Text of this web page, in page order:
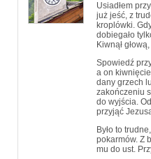
Usiadłem
już jeść, z
kroplówki.
dobiegało
Kiwnął
Spowiedź
a on
dany grzech
zakończeniu
do wyjścia.
przyjąć
Było to
pokarmów. Z
mu do ust.